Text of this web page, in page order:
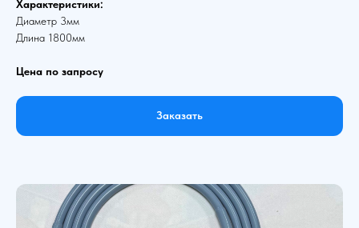
Характеристики:
Диаметр 3мм
Длина 1800мм
Цена по запросу
Заказать